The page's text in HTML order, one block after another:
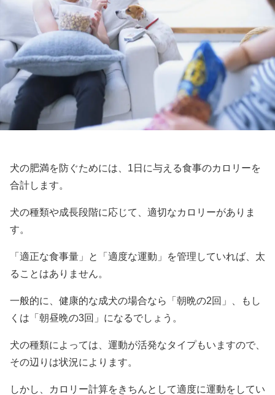
犬の肥満を防ぐためには、1日に与える食事のカロリーを
合計します。
犬の種類や成長段階に応じて、適切なカロリーがありま
す。
「適正な食事量」と「適度な運動」を管理していれば、太
ることはありません。
一般的に、健康的な成犬の場合なら「朝晩の2回」、もし
くは「朝昼晩の3回」になるでしょう。
犬の種類によっては、運動が活発なタイプもいますので、
その辺りは状況によります。
しかし、カロリー計算をきちんとして適度に運動をしてい